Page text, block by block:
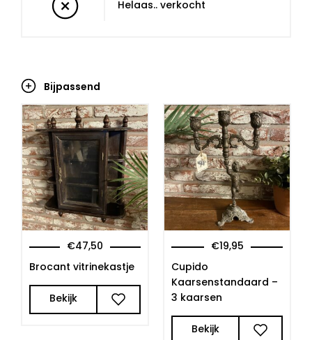
Helaas.. verkocht
Bijpassend
€47,50
Brocant vitrinekastje
Bekijk
€19,95
Cupido
Kaarsenstandaard –
3 kaarsen
Bekijk